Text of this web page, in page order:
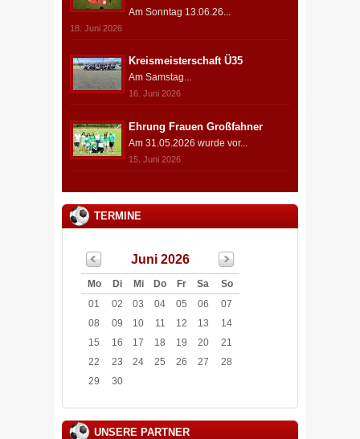
Am Sonntag 13.06.26...
18. Juni 2026
Kreismeisterschaft Ü35
Am Samstag...
16. Juni 2026
Ehrung Frauen Großfahner
Am 31.05.2026 wurde vor...
15. Juni 2026
TERMINE
Juni 2026
Mo Di Mi Do Fr Sa
So
01
02 03 04 05 06
07
08
09 10 11 12 13
14
15
16 17 18 19 20
21
22
23 24 25 26 27
28
29
30
UNSERE PARTNER